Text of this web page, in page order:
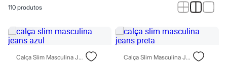
Casacos e Jaquetas
Macacões
Saias
Shorts e Bermudas
Vestidos
110 produtos
Calça Slim Masculina Jeans Azul Calça Slim Masculina Jeans Preta